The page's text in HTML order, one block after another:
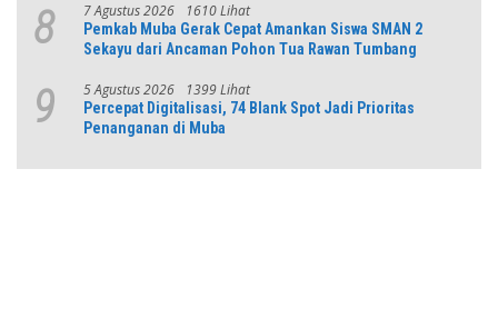
8 7 Agustus 2026 1610 Lihat
Pemkab Muba Gerak Cepat Amankan Siswa SMAN 2
Sekayu dari Ancaman Pohon Tua Rawan Tumbang
9 5 Agustus 2026 1399 Lihat
Percepat Digitalisasi, 74 Blank Spot Jadi Prioritas
Penanganan di Muba